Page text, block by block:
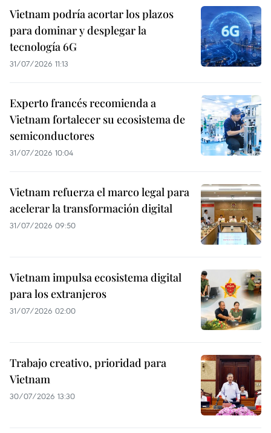
Vietnam podría acortar los plazos
para dominar y desplegar la
tecnología 6G
31/07/2026 11:13
Experto francés recomienda a
Vietnam fortalecer su ecosistema de
semiconductores
31/07/2026 10:04
Vietnam refuerza el marco legal para
acelerar la transformación digital
31/07/2026 09:50
Vietnam impulsa ecosistema digital
para los extranjeros
31/07/2026 02:00
Trabajo creativo, prioridad para
Vietnam
30/07/2026 13:30